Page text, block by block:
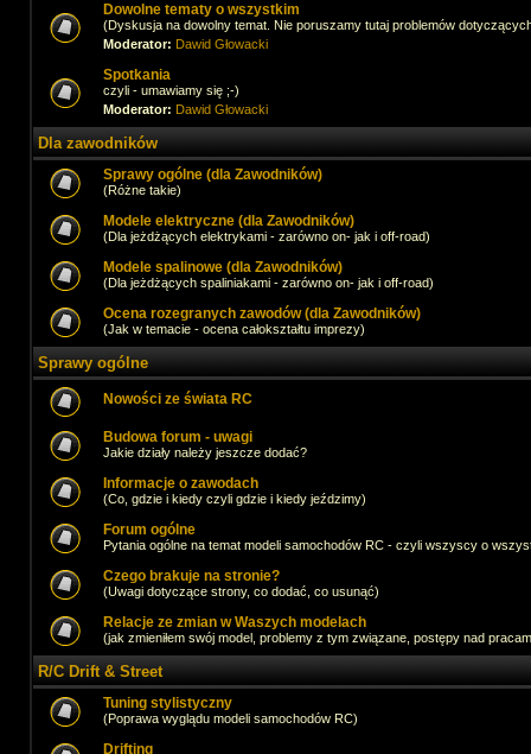
Dowolne tematy o wszystkim
(Dyskusja na dowolny temat. Nie poruszamy tutaj problemów
Moderator: Dawid Głowacki
Spotkania
czyli - umawiamy się ;-)
Moderator: Dawid Głowacki
Dla zawodników
Sprawy ogólne (dla Zawodników)
(Różne takie)
Modele elektryczne (dla Zawodników)
(Dla jeżdżących elektrykami - zarówno on- jak i off-road)
Modele spalinowe (dla Zawodników)
(Dla jeżdżących spaliniakami - zarówno on- jak i off-road)
Ocena rozegranych zawodów (dla Zawodników)
(Jak w temacie - ocena całokształtu imprezy)
Sprawy ogólne
Nowości ze świata RC
Budowa forum - uwagi
Jakie działy należy jeszcze dodać?
Informacje o zawodach
(Co, gdzie i kiedy czyli gdzie i kiedy jeździmy)
Forum ogólne
Pytania ogólne na temat modeli samochodów RC - czyli wszyscy o
Czego brakuje na stronie?
(Uwagi dotyczące strony, co dodać, co usunąć)
Relacje ze zmian w Waszych modelach
(jak zmieniłem swój model, problemy z tym związane, postępy nad
R/C Drift & Street
Tuning stylistyczny
(Poprawa wyglądu modeli samochodów RC)
Drifting